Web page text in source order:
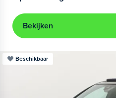
Bekijken
Beschikbaar